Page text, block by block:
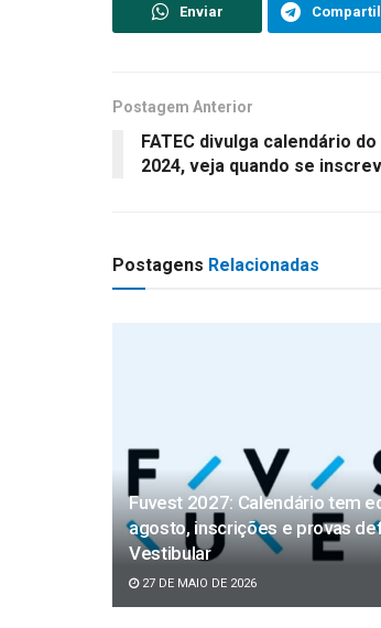
Enviar
Postagem Anterior
FATEC divulga calendário
2024, veja quando se
Postagens Relacionadas
Fuvest 2027: Calendário tem
agosto, inscrições e provas
Vestibular
27 DE MAIO DE 2026